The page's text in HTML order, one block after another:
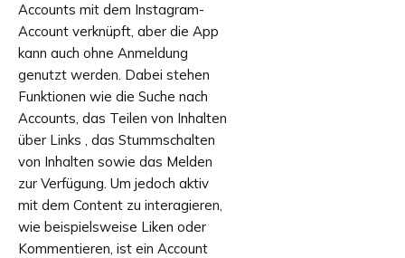
Accounts mit dem Instagram-
Account verknüpft, aber die App
kann auch ohne Anmeldung
genutzt werden. Dabei stehen
Funktionen wie die Suche nach
Accounts, das Teilen von Inhalten
über Links , das Stummschalten
von Inhalten sowie das Melden
zur Verfügung. Um jedoch aktiv
mit dem Content zu interagieren,
wie beispielsweise Liken oder
Kommentieren, ist ein Account